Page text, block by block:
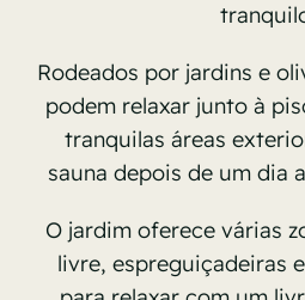
Rodeados por jardins e
podem relaxar junto à
tranquilas áreas
sauna depois de um dia
O jardim oferece várias
livre, espreguiçadeiras